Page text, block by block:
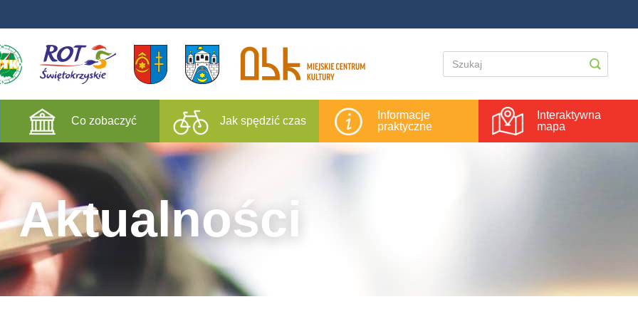
Co zobaczyć Jak spędzić czas
Informacje
praktyczne
Interaktywna
mapa
Aktualności